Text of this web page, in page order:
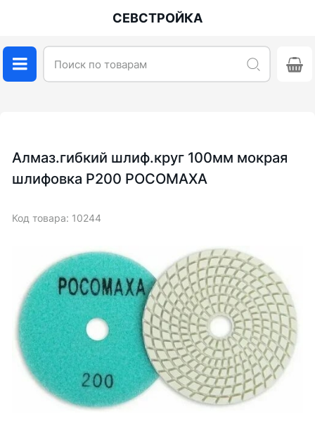
СЕВСТРОЙКА
Алмаз.гибкий шлиф.круг 100мм мокрая
шлифовка Р200 РОСОМАХА
Код товара: 10244